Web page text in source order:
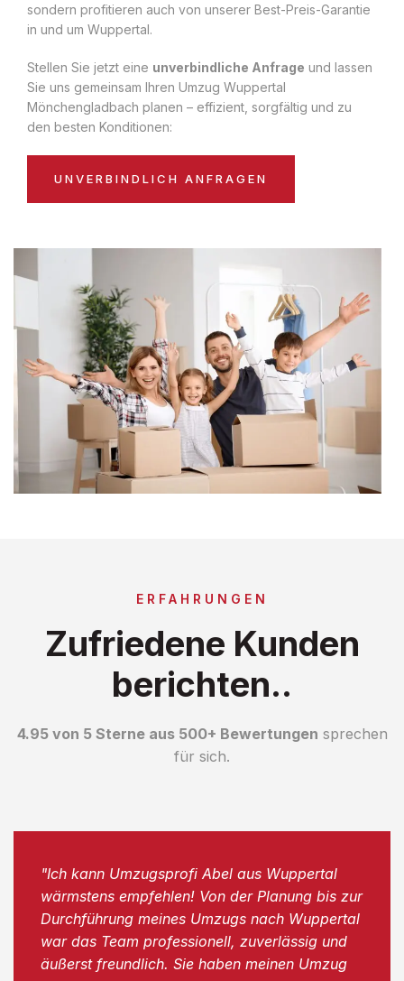
sondern profitieren auch von unserer Best-Preis-Garantie
in und um Wuppertal.
Stellen Sie jetzt eine unverbindliche Anfrage und lassen
Sie uns gemeinsam Ihren Umzug Wuppertal
Mönchengladbach planen – effizient, sorgfältig und zu
den besten Konditionen:
UNVERBINDLICH ANFRAGEN
ERFAHRUNGEN
Zufriedene Kunden
berichten..
4.95 von 5 Sterne aus 500+ Bewertungen sprechen
für sich.
"Ich kann Umzugsprofi Abel aus Wuppertal
wärmstens empfehlen! Von der Planung bis zur
Durchführung meines Umzugs nach Wuppertal
war das Team professionell, zuverlässig und
äußerst freundlich. Sie haben meinen Umzug